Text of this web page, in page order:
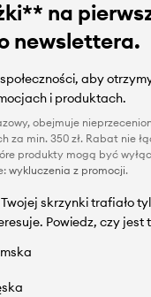
na
newslettera.
aby
i produktach.
obejmuje
za min. 350 zł. Rabat nie
produkty mogą być
wykluczenia z promocji.
skrzynki trafiało
Powiedz, czy jest